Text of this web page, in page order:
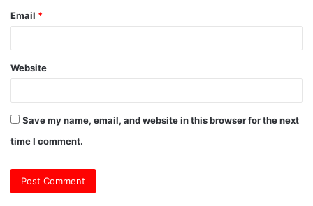
Email *
Website
Save my name, email, and website in this browser for the next
time I comment.